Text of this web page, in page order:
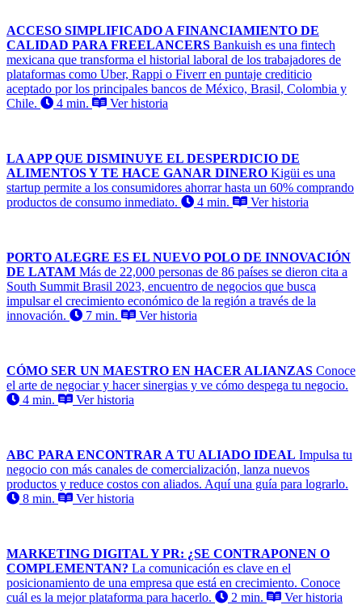
ACCESO SIMPLIFICADO A FINANCIAMIENTO DE
CALIDAD PARA FREELANCERS Bankuish es una fintech
mexicana que transforma el historial laboral de los trabajadores de
plataformas como Uber, Rappi o Fiverr en puntaje crediticio
aceptado por los principales bancos de México, Brasil, Colombia y
Chile.
4 min. Ver historia
LA APP QUE DISMINUYE EL DESPERDICIO DE
ALIMENTOS Y TE HACE GANAR DINERO Kigüi es una
startup permite a los consumidores ahorrar hasta un 60% comprando
productos de consumo inmediato.
4 min. Ver historia
PORTO ALEGRE ES EL NUEVO POLO DE INNOVACIÓN
DE LATAM Más de 22,000 personas de 86 países se dieron cita a
South Summit Brasil 2023, encuentro de negocios que busca
impulsar el crecimiento económico de la región a través de la
innovación.
7 min. Ver historia
CÓMO SER UN MAESTRO EN HACER ALIANZAS Conoce
el arte de negociar y hacer sinergias y ve cómo despega tu negocio.
4 min.
Ver historia
ABC PARA ENCONTRAR A TU ALIADO IDEAL Impulsa tu
negocio con más canales de comercialización, lanza nuevos
productos y reduce costos con aliados. Aquí una guía para lograrlo.
8 min.
Ver historia
MARKETING DIGITAL Y PR: ¿SE CONTRAPONEN O
COMPLEMENTAN? La comunicación es clave en el
posicionamiento de una empresa que está en crecimiento. Conoce
cuál es la mejor plataforma para hacerlo.
2 min. Ver historia